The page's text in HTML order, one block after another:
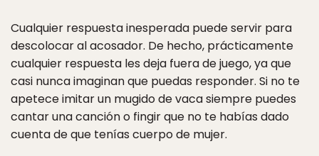
Cualquier respuesta inesperada puede servir para
descolocar al acosador. De hecho, prácticamente
cualquier respuesta les deja fuera de juego, ya que
casi nunca imaginan que puedas responder. Si no te
apetece imitar un mugido de vaca siempre puedes
cantar una canción o fingir que no te habías dado
cuenta de que tenías cuerpo de mujer.